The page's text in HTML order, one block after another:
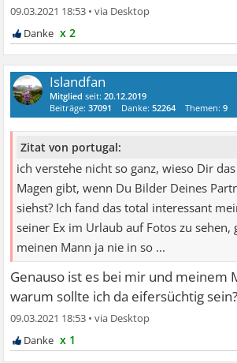
09.03.2021 18:53 •
x 2
Islandfan
Mitglied seit:20.12.2019
Beiträge:37091 Danke:52264 Themen:9
Zitat von portugal:
ich verstehe nicht so ganz, wieso Dir
Magen gibt, wenn Du Bilder Deines
siehst? Ich fand das total interessant
seiner Ex im Urlaub auf Fotos zu sehen,
meinen Mann ja nie in so ...
Genauso ist es bei mir und meinem
warum sollte ich da eifersüchtig sein?
09.03.2021 18:53 •
x 1